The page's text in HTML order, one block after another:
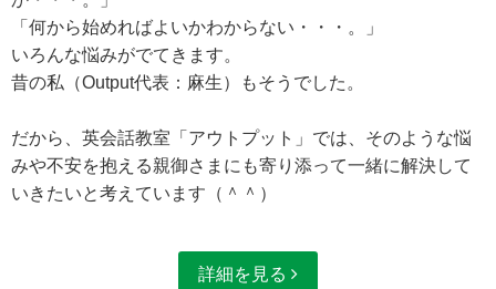
「何から始めればよいかわからない・・・。」
いろんな悩みがでてきます。
昔の私（Output代表：麻生）もそうでした。
だから、英会話教室「アウトプット」では、そのような悩
みや不安を抱える親御さまにも寄り添って一緒に解決して
いきたいと考えています（＾＾）
詳細を見る